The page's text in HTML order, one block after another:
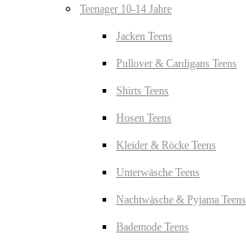
Teenager 10-14 Jahre
Jacken Teens
Pullover & Cardigans Teens
Shirts Teens
Hosen Teens
Kleider & Röcke Teens
Unterwäsche Teens
Nachtwäsche & Pyjama Teens
Bademode Teens